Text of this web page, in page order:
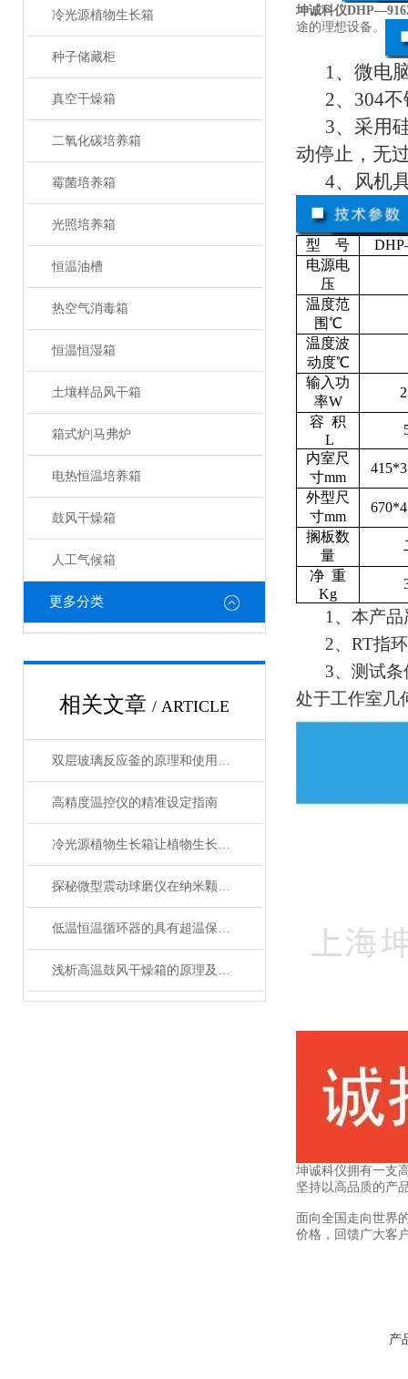
冷光源植物生长箱
种子储藏柜
真空干燥箱
二氧化碳培养箱
霉菌培养箱
光照培养箱
恒温油槽
热空气消毒箱
恒温恒湿箱
土壤样品风干箱
箱式炉|马弗炉
电热恒温培养箱
鼓风干燥箱
人工气候箱
更多分类
相关文章 / ARTICLE
双层玻璃反应釜的原理和使用说明
高精度温控仪的精准设定指南
冷光源植物生长箱让植物生长更加稳定和可控
探秘微型震动球磨仪在纳米颗粒制备中的关键作用
低温恒温循环器的具有超温保护，传感器异常保护功能
浅析高温鼓风干燥箱的原理及应用领域
坤诚科仪
途的理想设备。
1、微电
2、304
3、采用
动停止，无
4、风机
型 号
电源电
压
温度范
围℃
温度波
动度℃
输入功
率W
容 积
L
内室尺
寸mm
外型尺
寸mm
搁板数
量
净 重
Kg
1、本产
2、RT指
3、测试
处于工作室几
坤诚科仪拥有一支
坚持以高品质的产
面向全国走向世界
价格，回馈广大客
产